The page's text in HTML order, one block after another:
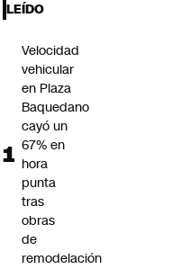
LEÍDO
Velocidad
vehicular
en Plaza
Baquedano
cayó un
67% en
hora
punta
tras
obras
de
remodelación